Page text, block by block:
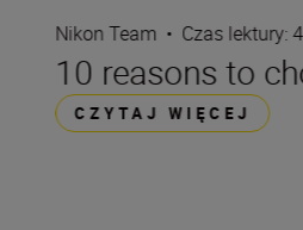
Nikon Team • Czas lektury:
10 reasons to
CZYTAJ WIĘCEJ